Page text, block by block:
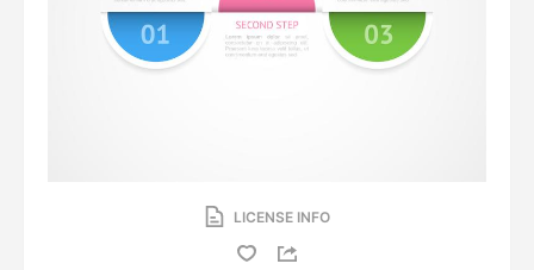
LICENSE INFO